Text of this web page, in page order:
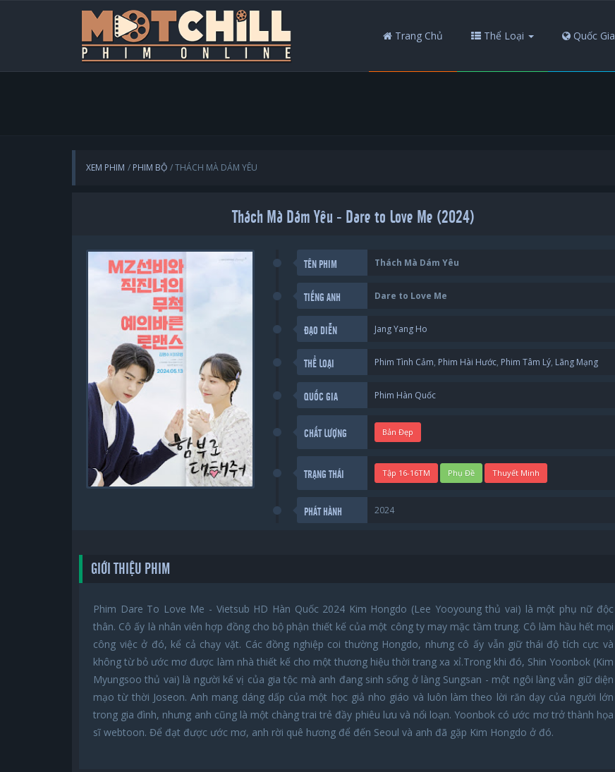
Trang Chủ Thể Loại Quốc Gia
XEM PHIM PHIM BỘ THÁCH MÀ DÁM YÊU
Thách Mà Dám Yêu - Dare to Love Me (2024)
TÊN PHIM Thách Mà Dám Yêu
TIẾNG ANH Dare to Love Me
ĐẠO DIỄN Jang Yang Ho
THỂ LOẠI Phim Tình Cảm, Phim Hài Hước, Phim Tâm Lý, Lãng Mạng
QUỐC GIA Phim Hàn Quốc
CHẤT LƯỢNG Bản Đẹp
TRẠNG THÁI Tập 16-16TM Phụ Đề Thuyết Minh
PHÁT HÀNH 2024
GIỚI THIỆU PHIM
Phim Dare To Love Me - Vietsub HD Hàn Quốc 2024 Kim Hongdo (Lee Yooyoung thủ vai) là một phụ nữ độc
thân. Cô ấy là nhân viên hợp đồng cho bộ phận thiết kế của một công ty may mặc tầm trung. Cô làm hầu hết mọi
công việc ở đó, kể cả chạy vặt. Các đồng nghiệp coi thường Hongdo, nhưng cô ấy vẫn giữ thái độ tích cực và
không từ bỏ ước mơ được làm nhà thiết kế cho một thương hiệu thời trang xa xỉ.Trong khi đó, Shin Yoonbok (Kim
Myungsoo thủ vai) là người kế vị của gia tộc mà anh đang sinh sống ở làng Sungsan - một ngôi làng vẫn giữ diện
mạo từ thời Joseon. Anh mang dáng dấp của một học giả nho giáo và luôn làm theo lời răn dạy của người lớn
trong gia đình, nhưng anh cũng là một chàng trai trẻ đầy phiêu lưu và nổi loạn. Yoonbok có ước mơ trở thành họa
sĩ webtoon. Để đạt được ước mơ, anh rời quê hương để đến Seoul và anh đã gặp Kim Hongdo ở đó.